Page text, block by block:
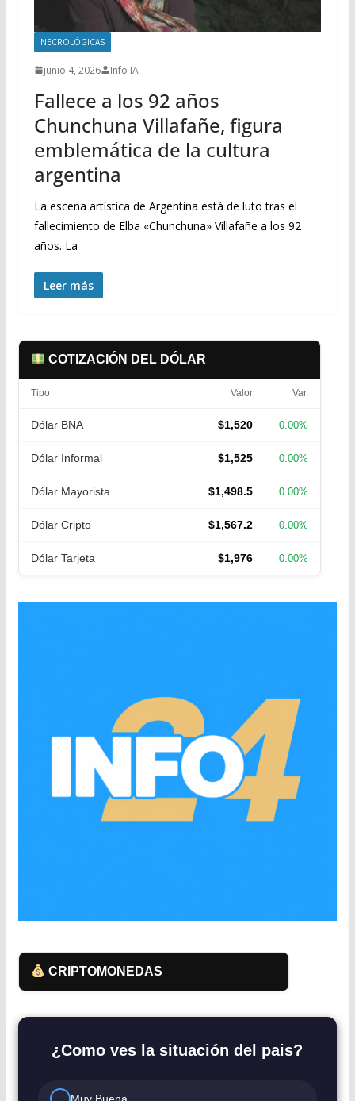
NECROLÓGICAS
junio 4, 2026 Info IA
Fallece a los 92 años
Chunchuna Villafañe, figura
emblemática de la cultura
argentina
La escena artística de Argentina está de luto tras el
fallecimiento de Elba «Chunchuna» Villafañe a los 92
años. La
Leer más
COTIZACIÓN DEL DÓLAR
Tipo Valor Var.
Dólar BNA $1,520 0.00%
Dólar Informal $1,525 0.00%
Dólar Mayorista $1,498.5 0.00%
Dólar Cripto $1,567.2 0.00%
Dólar Tarjeta $1,976 0.00%
CRIPTOMONEDAS
¿Como ves la situación del pais?
Muy Buena